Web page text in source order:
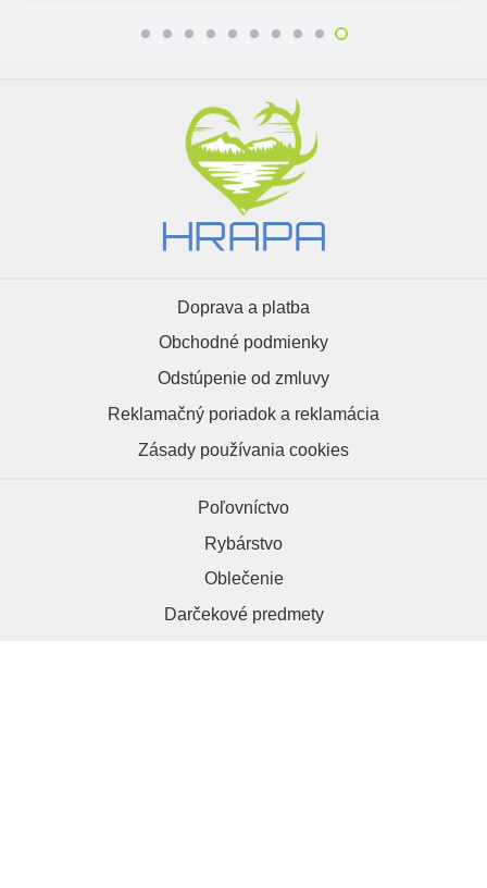
Doprava a platba
Obchodné podmienky
Odstúpenie od zmluvy
Reklamačný poriadok a reklamácia
Zásady používania cookies
Poľovníctvo
Rybárstvo
Oblečenie
Darčekové predmety